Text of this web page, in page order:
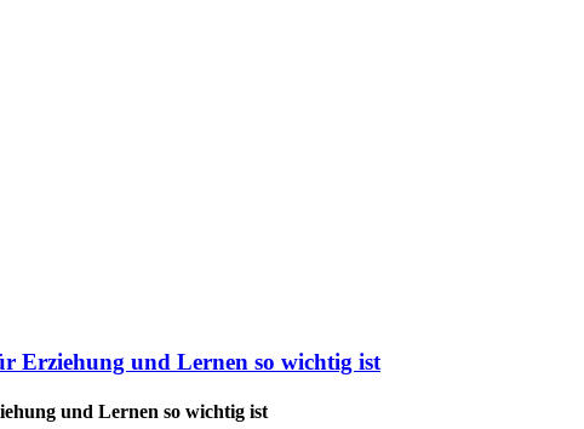
Erziehung und Lernen so wichtig ist
und Lernen so wichtig ist